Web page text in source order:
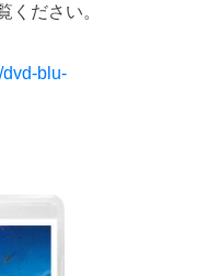
ださい。
dvd-blu-